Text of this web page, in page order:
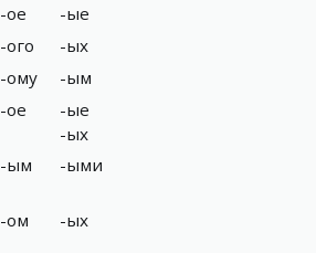
-ое -ые
-ого -ых
-ому -ым
-ое -ые
-ых
-ым -ыми
-ом -ых